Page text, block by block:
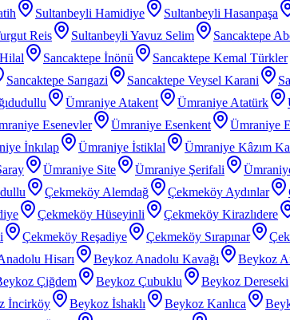
Sultanbeyli Hamidiye Sultanbeyli Hasanpaşa
Reis Sultanbeyli Yavuz Selim Sancaktepe
Sancaktepe İnönü Sancaktepe Kemal Türkler
Sancaktepe Sarıgazi Sancaktepe Veysel Karani
Ümraniye Atakent Ümraniye Atatürk
Esenevler Ümraniye Esenkent Ümraniye
İnkılap Ümraniye İstiklal Ümraniye Kâzım
Ümraniye Site Ümraniye Şerifali
Çekmeköy Alemdağ Çekmeköy Aydınlar
Çekmeköy Hüseyinli Çekmeköy Kirazlıdere
Çekmeköy Reşadiye Çekmeköy Sırapınar
Hisarı Beykoz Anadolu Kavağı Beykoz
Çiğdem Beykoz Çubuklu Beykoz Dereseki
İncirköy Beykoz İshaklı Beykoz Kanlıca